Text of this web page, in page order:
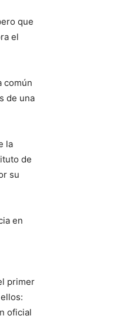
que
el
común
de una
la
de
su
en
primer
oficial